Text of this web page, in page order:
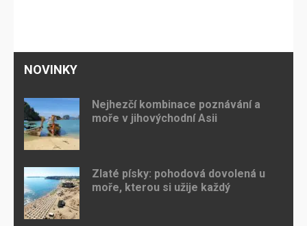
NOVINKY
Nejhezčí kombinace poznávání a
moře v jihovýchodní Asii
Zlaté písky: pohodová dovolená u
moře, kterou si užije každý